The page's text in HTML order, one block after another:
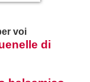
voi
di